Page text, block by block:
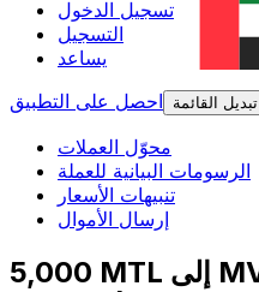
تسجيل الدخول
التسجيل
يساعد
احصل على التطبيق
تبديل القائمة
محوّل العملات
الرسومات البيانية للعملة
تنبيهات الأسعار
إرسال الأموال
5,000 MTL إلى MVR | حوِّل - إلى عملات